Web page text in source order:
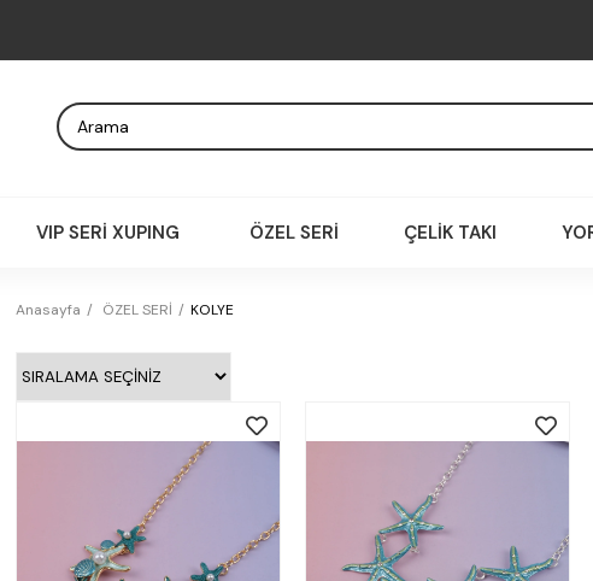
VIP SERİ XUPING ÖZEL SERİ ÇELİK TAKI
Anasayfa ÖZEL SERİ KOLYE